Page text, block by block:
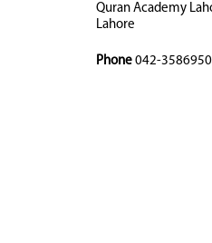
Quran Academy
Lahore
Phone 042-